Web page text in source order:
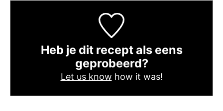
Heb je dit recept als eens
geprobeerd?
Let us know how it was!